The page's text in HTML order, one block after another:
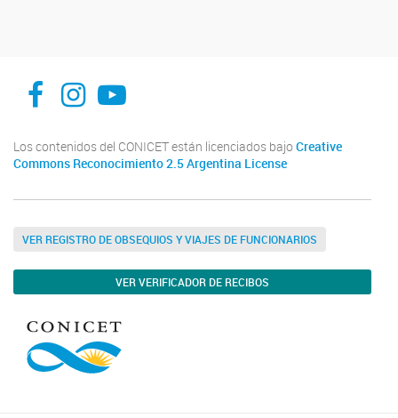
INFIVE La Plata Instituto de Fisiología Vegetal, La Plata
Los contenidos del CONICET están licenciados bajo Creative
Commons Reconocimiento 2.5 Argentina License
VER REGISTRO DE OBSEQUIOS Y VIAJES DE FUNCIONARIOS
VER VERIFICADOR DE RECIBOS